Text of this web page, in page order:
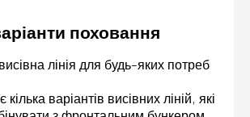
поховання
лінія для будь-яких потреб
варіантів висівних ліній, які